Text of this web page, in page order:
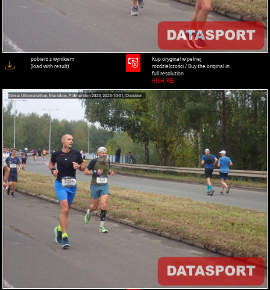
pobierz z wynikiem
(load with result)
Kup oryginał w pełnej
rozdzielczości / Buy the original in
full resolution
HIGH-RES